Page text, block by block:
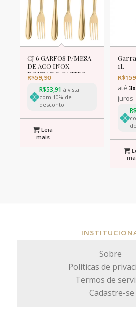
CJ 6 GARFOS P/MESA
DE ACO INOX
DOURADO GASTRO
19cm
R$59,90
R$53,91 à vista
com 10% de
desconto
Leia
mais
1L
R$
até 3x
juros
Sobre
Políticas de
Termos de
Cadastre-se